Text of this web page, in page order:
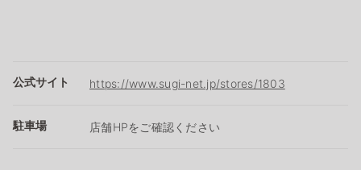
公式サイト https://www.sugi-net.jp/stores/1803
駐車場 店舗HPをご確認ください